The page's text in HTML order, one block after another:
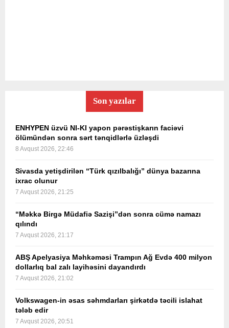
Son yazılar
ENHYPEN üzvü NI-KI yapon pərəstişkarın faciəvi
ölümündən sonra sərt tənqidlərlə üzləşdi
8 Avqust 2026, 22:46
Sivasda yetişdirilən “Türk qızılbalığı” dünya bazarına
ixrac olunur
7 Avqust 2026, 21:25
“Məkkə Birgə Müdafiə Sazişi”dən sonra cümə namazı
qılındı
7 Avqust 2026, 21:17
ABŞ Apelyasiya Məhkəməsi Trampın Ağ Evdə 400 milyon
dollarlıq bal zalı layihəsini dayandırdı
7 Avqust 2026, 21:02
Volkswagen-in əsas səhmdarları şirkətdə təcili islahat
tələb edir
7 Avqust 2026, 20:51